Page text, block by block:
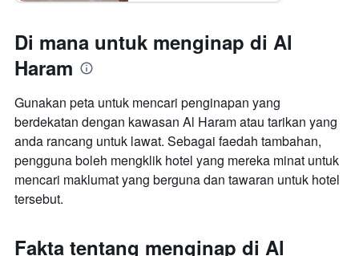
Di mana untuk menginap di Al
Haram
Gunakan peta untuk mencari penginapan yang
berdekatan dengan kawasan Al Haram atau tarikan yang
anda rancang untuk lawat. Sebagai faedah tambahan,
pengguna boleh mengklik hotel yang mereka minat untuk
mencari maklumat yang berguna dan tawaran untuk hotel
tersebut.
Fakta tentang menginap di Al